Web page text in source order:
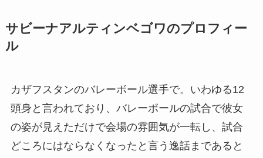
サビーナアルティンベゴワのプロフィー
ル
カザフスタンのバレーボール選手で。いわゆる12
頭身と言われており、バレーボールの試合で彼女
の姿が見えただけで会場の雰囲気が一転し、試合
どころにはならなくなったと言う逸話まであると